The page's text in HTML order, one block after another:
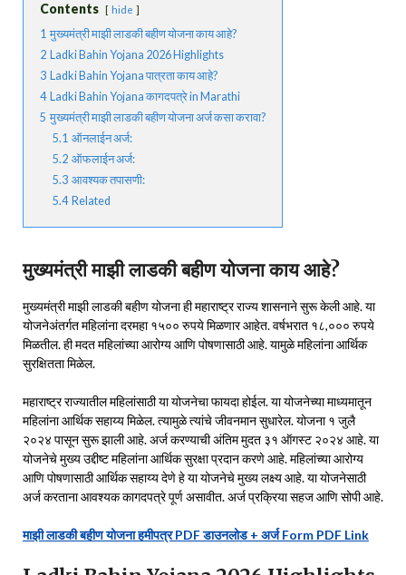
Contents hide
1 मुख्यमंत्री माझी लाडकी बहीण योजना काय आहे?
2 Ladki Bahin Yojana 2026 Highlights
3 Ladki Bahin Yojana पात्रता काय आहे?
4 Ladki Bahin Yojana कागदपत्रे in Marathi
5 मुख्यमंत्री माझी लाडकी बहीण योजना अर्ज कसा करावा?
5.1 ऑनलाईन अर्ज:
5.2 ऑफलाईन अर्ज:
5.3 आवश्यक तपासणी:
5.4 Related
मुख्यमंत्री माझी लाडकी बहीण योजना काय आहे?
मुख्यमंत्री माझी लाडकी बहीण योजना ही महाराष्ट्र राज्य शासनाने सुरू केली आहे. या
योजनेअंतर्गत महिलांना दरमहा १५०० रुपये मिळणार आहेत. वर्षभरात १८,००० रुपये
मिळतील. ही मदत महिलांच्या आरोग्य आणि पोषणासाठी आहे. यामुळे महिलांना आर्थिक
सुरक्षितता मिळेल.
महाराष्ट्र राज्यातील महिलांसाठी या योजनेचा फायदा होईल. या योजनेच्या माध्यमातून
महिलांना आर्थिक सहाय्य मिळेल. त्यामुळे त्यांचे जीवनमान सुधारेल. योजना १ जुलै
२०२४ पासून सुरू झाली आहे. अर्ज करण्याची अंतिम मुदत ३१ ऑगस्ट २०२४ आहे. या
योजनेचे मुख्य उद्दीष्ट महिलांना आर्थिक सुरक्षा प्रदान करणे आहे. महिलांच्या आरोग्य
आणि पोषणासाठी आर्थिक सहाय्य देणे हे या योजनेचे मुख्य लक्ष्य आहे. या योजनेसाठी
अर्ज करताना आवश्यक कागदपत्रे पूर्ण असावीत. अर्ज प्रक्रिया सहज आणि सोपी आहे.
माझी लाडकी बहीण योजना हमीपत्र PDF डाउनलोड + अर्ज Form PDF Link